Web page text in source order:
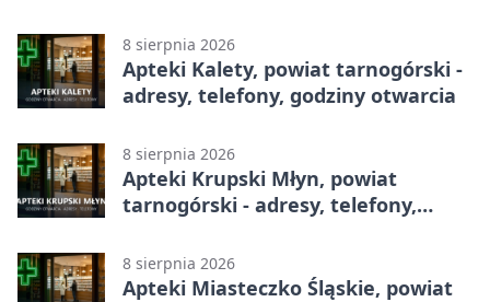
8 sierpnia 2026
Apteki Kalety, powiat tarnogórski -
adresy, telefony, godziny otwarcia
8 sierpnia 2026
Apteki Krupski Młyn, powiat
tarnogórski - adresy, telefony,
8 sierpnia 2026
Apteki Miasteczko Śląskie, powiat